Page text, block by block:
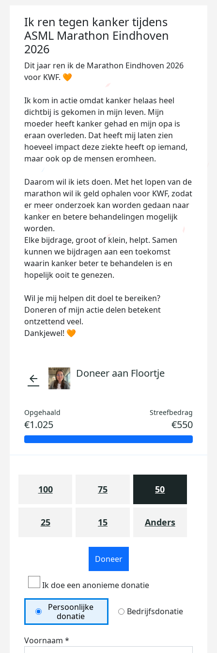
Ik ren tegen kanker tijdens
ASML Marathon Eindhoven
2026
Dit jaar ren ik de Marathon Eindhoven 2026
voor KWF. 🧡
Ik kom in actie omdat kanker helaas heel
dichtbij is gekomen in mijn leven. Mijn
moeder heeft kanker gehad en mijn opa is
eraan overleden. Dat heeft mij laten zien
hoeveel impact deze ziekte heeft op iemand,
maar ook op de mensen eromheen.
Daarom wil ik iets doen. Met het lopen van de
marathon wil ik geld ophalen voor KWF, zodat
er meer onderzoek kan worden gedaan naar
kanker en betere behandelingen mogelijk
worden.
Elke bijdrage, groot of klein, helpt. Samen
kunnen we bijdragen aan een toekomst
waarin kanker beter te behandelen is en
hopelijk ooit te genezen.
Wil je mij helpen dit doel te bereiken?
Doneren of mijn actie delen betekent
ontzettend veel.
Dankjewel! 🧡
arrow_back Doneer aan Floortje
Opgehaald
€1.025
Streefbedrag
€550
100 75 50
25 15 Anders
Doneer
Ik doe een anonieme donatie
Persoonlijke
donatie
Bedrijfsdonatie
Voornaam *